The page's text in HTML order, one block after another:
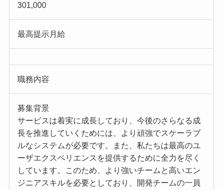
301,000
最高提示月給
職務内容
募集背景
サービスは着実に成長しており、今後のさらなる成
長を推進していくためには、より頑強でスケーラブ
ルなシステムが必要です。また、私たちは最高のユ
ーザエクスペリエンスを提供するために全力を尽く
しています。このため、より強いチームと高いエン
ジニアスキルを必要としており、開発チームの一員